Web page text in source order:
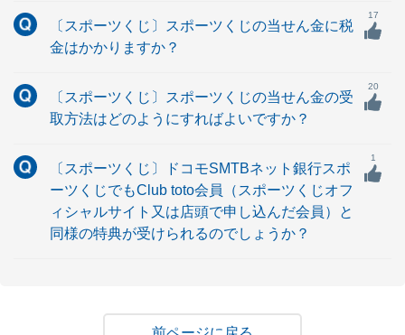
〔スポーツくじ〕スポーツくじの当せん金に税
金はかかりますか？
17
〔スポーツくじ〕スポーツくじの当せん金の受
取方法はどのようにすればよいですか？
20
〔スポーツくじ〕ドコモSMTBネット銀行スポ
ーツくじでもClub toto会員（スポーツくじオフ
ィシャルサイト又は店頭で申し込んだ会員）と
同様の特典が受けられるのでしょうか？
1